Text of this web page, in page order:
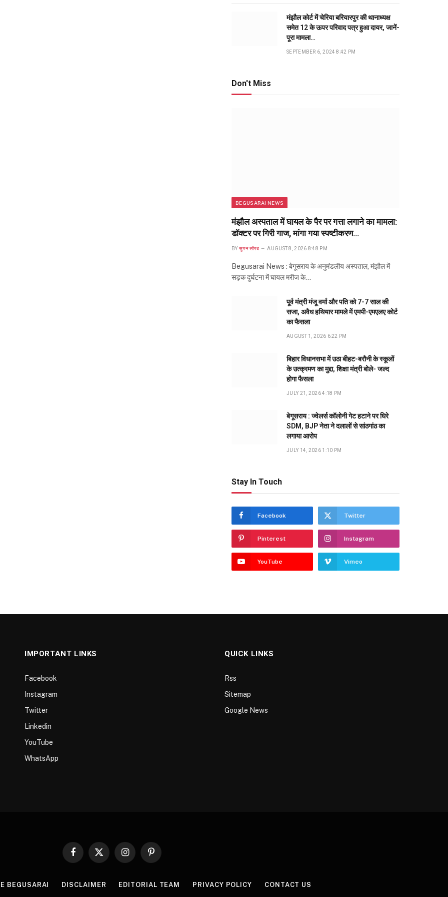
मंझौल कोर्ट में चेरिया बरियारपुर की थानाध्यक्ष
समेत 12 के ऊपर परिवाद पत्र हुआ दायर, जानें-
पूरा मामला…
SEPTEMBER 6, 2024 8:42 PM
Don't Miss
BEGUSARAI NEWS
मंझौल अस्पताल में घायल के पैर पर गत्ता लगाने का मामला:
डॉक्टर पर गिरी गाज, मांगा गया स्पष्टीकरण…
BY सुमन सौरब AUGUST 8, 2026 8:48 PM
Begusarai News : बेगूसराय के अनुमंडलीय अस्पताल, मंझौल में
सड़क दुर्घटना में घायल मरीज के…
पूर्व मंत्री मंजू वर्मा और पति को 7-7 साल की
सजा, अवैध हथियार मामले में एमपी-एमएलए कोर्ट
का फैसला
AUGUST 1, 2026 6:22 PM
बिहार विधानसभा में उठा बीहट-बरौनी के स्कूलों
के उत्क्रमण का मुद्दा, शिक्षा मंत्री बोले- जल्द
होगा फैसला
JULY 21, 2026 4:18 PM
बेगूसराय : ज्वेलर्स कॉलोनी गेट हटाने पर घिरे
SDM, BJP नेता ने दलालों से सांठगांठ का
लगाया आरोप
JULY 14, 2026 1:10 PM
Stay In Touch
Facebook Twitter
Pinterest Instagram
YouTube Vimeo
IMPORTANT LINKS
Facebook
Instagram
Twitter
Linkedin
YouTube
WhatsApp
QUICK LINKS
Rss
Sitemap
Google News
Facebook
X
InstagramPinterest
BEGUSARAI DISCLAIMER EDITORIAL TEAM PRIVACY POLICY CONTACT US